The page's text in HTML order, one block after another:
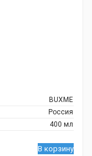
BUXME
Россия
400 мл
В корзину